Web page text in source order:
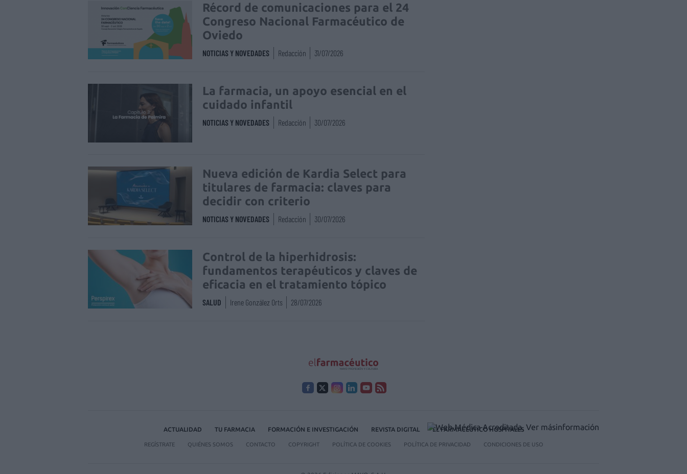
Récord de comunicaciones para el 24
Congreso Nacional Farmacéutico de
Oviedo
NOTICIAS Y NOVEDADES Redacción 31/07/2026
La farmacia, un apoyo esencial en el
cuidado infantil
NOTICIAS Y NOVEDADES Redacción 30/07/2026
Nueva edición de Kardia Select para
titulares de farmacia: claves para
decidir con criterio
NOTICIAS Y NOVEDADES Redacción 30/07/2026
Control de la hiperhidrosis:
fundamentos terapéuticos y claves de
eficacia en el tratamiento tópico
SALUD Irene González Orts 28/07/2026
ACTUALIDAD TU FARMACIA FORMACIÓN E INVESTIGACIÓN REVISTA DIGITAL EL FARMACÉUTICO HOSPITALES
REGÍSTRATE QUIÉNES SOMOS CONTACTO COPYRIGHT POLÍTICA DE COOKIES POLÍTICA DE PRIVACIDAD CONDICIONES DE USO